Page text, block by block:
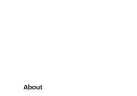
About